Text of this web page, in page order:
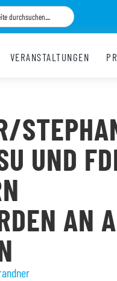
VERANSTALTUNGEN
UND
AN